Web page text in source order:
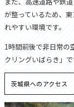
が整っているため、
れやすい環境です。
1時間前後で非日常の
クリングいばらき」で
茨城県へのアクセス